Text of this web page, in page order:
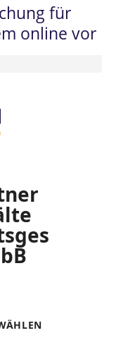
für
online vor